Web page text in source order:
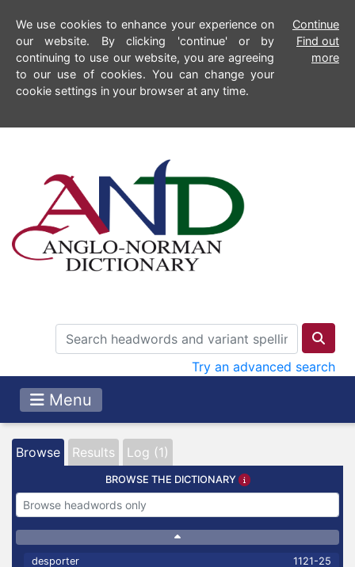
We use cookies to enhance your experience on
our website. By clicking 'continue' or by
continuing to use our website, you are agreeing
to our use of cookies. You can change your
cookie settings in your browser at any time.
Continue
Find out
more
Try an advanced search
Menu
Browse Results Log (1)
BROWSE THE DICTIONARY
desporter
1121-25